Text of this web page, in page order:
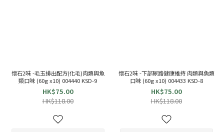
懷石2味 -毛玉排出配方(化毛)肉類與魚
類口味 (60g x10) 004440 KSD-9
HK$75.00
HK$118.00
懷石2味 -下部尿路健康維持 肉類與魚類
口味 (60g x10) 004433 KSD-8
HK$75.00
HK$118.00